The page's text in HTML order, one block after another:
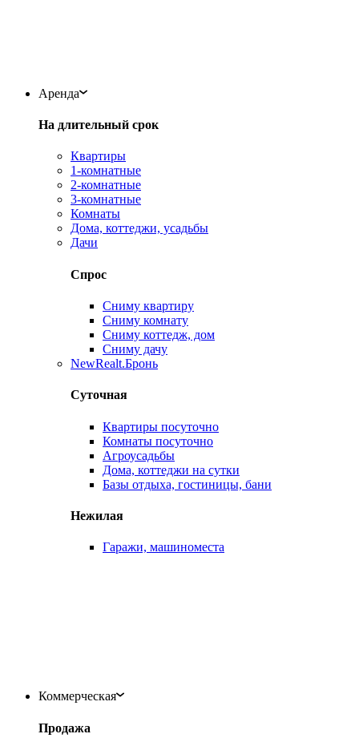
Аренда
На длительный срок
Квартиры
1-комнатные
2-комнатные
3-комнатные
Комнаты
Дома, коттеджи, усадьбы
Дачи
Спрос
Сниму квартиру
Сниму комнату
Сниму коттедж, дом
Сниму дачу
NewRealt.Бронь
Суточная
Квартиры посуточно
Комнаты посуточно
Агроусадьбы
Дома, коттеджи на сутки
Базы отдыха, гостиницы, бани
Нежилая
Гаражи, машиноместа
Коммерческая
Продажа